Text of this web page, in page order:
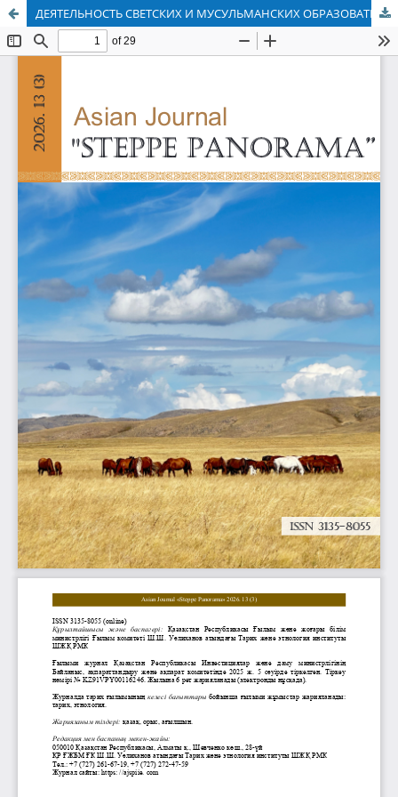
ДЕЯТЕЛЬНОСТЬ СВЕТСКИХ И МУСУЛЬМАНСКИХ ОБРАЗОВАТЕЛЬНЫХ УЧРЕЖДЕНИЙ В РЕГИОНЕ СЕМИРЕЧЬЕ НА РУБЕЖЕ XIX И XX ВЕКОВ (МЕЖДИСЦИПЛИНАРНЫЙ АНАЛИЗ НА ОСНОВЕ АРХИВНЫХ ДОКУМЕНТОВ)